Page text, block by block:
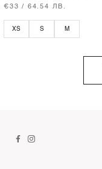
€33 / 64.54 ЛВ.
XS S M